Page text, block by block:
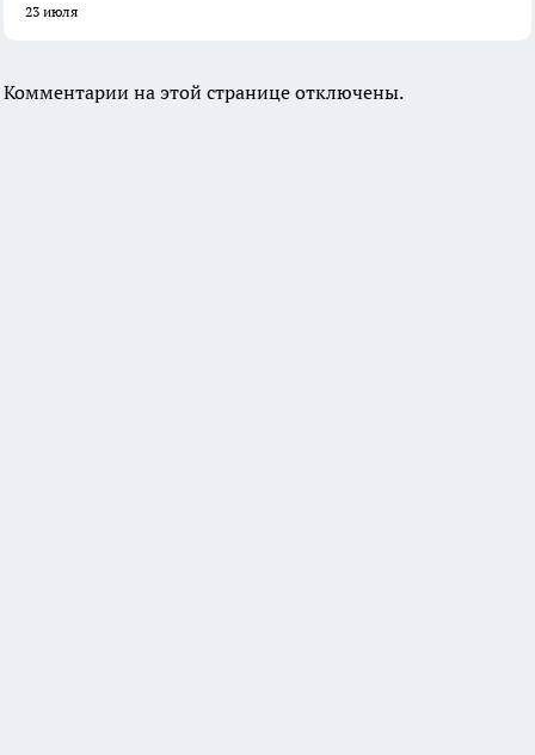
23 июля
Комментарии на этой странице отключены.